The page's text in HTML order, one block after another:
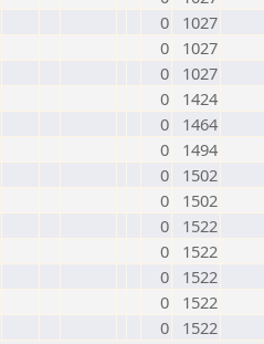
0
1027
0
1027
0
1027
0
1424
0
1464
0
1494
0
1502
0
1502
0
1522
0
1522
0
1522
0
1522
0 1522